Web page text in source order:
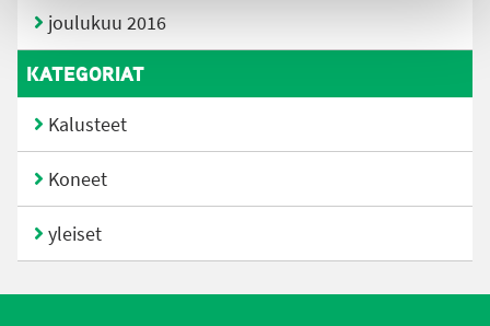
joulukuu 2016
KATEGORIAT
Kalusteet
Koneet
yleiset